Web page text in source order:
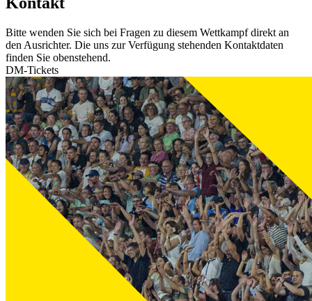
Bitte wenden Sie sich bei Fragen zu diesem Wettkampf direkt an
den Ausrichter. Die uns zur Verfügung stehenden Kontaktdaten
finden Sie obenstehend.
DM-Tickets